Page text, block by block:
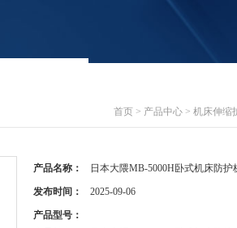
首页 > 产品中心 > 机床伸缩
产品名称： 日本大隈MB-5000H卧式机床防护
发布时间： 2025-09-06
产品型号：